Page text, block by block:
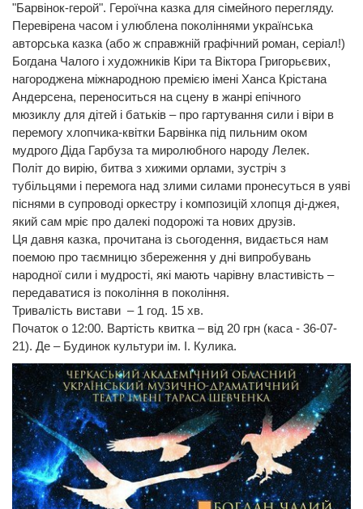
"Барвінок-герой". Героїчна казка для сімейного перегляду.
Перевірена часом і улюблена поколіннями українська
авторська казка (або ж справжній графічний роман, серіал!)
Богдана Чалого і художників Кіри та Віктора Григорьєвих,
нагороджена міжнародною премією імені Ханса Крістана
Андерсена, переноситься на сцену в жанрі епічного
мюзиклу для дітей і батьків – про гартування сили і віри в
перемогу хлопчика-квітки Барвінка під пильним оком
мудрого Діда Гарбуза та миролюбного народу Лелек.
Політ до вирію, битва з хижими орлами, зустріч з
тубільцями і перемога над злими силами пронесуться в уяві
піснями в супроводі оркестру і композицій хлопця ді-джея,
який сам мріє про далекі подорожі та нових друзів.
Ця давня казка, прочитана із сьогодення, видається нам
поемою про таємницю збереження у дні випробувань
народної сили і мудрості, які мають чарівну властивість –
передаватися із покоління в покоління.
Тривалість вистави – 1 год. 15 хв.
Початок о 12:00. Вартість квитка – від 20 грн (каса - 36-07-
21). Де – Будинок культури ім. І. Кулика.